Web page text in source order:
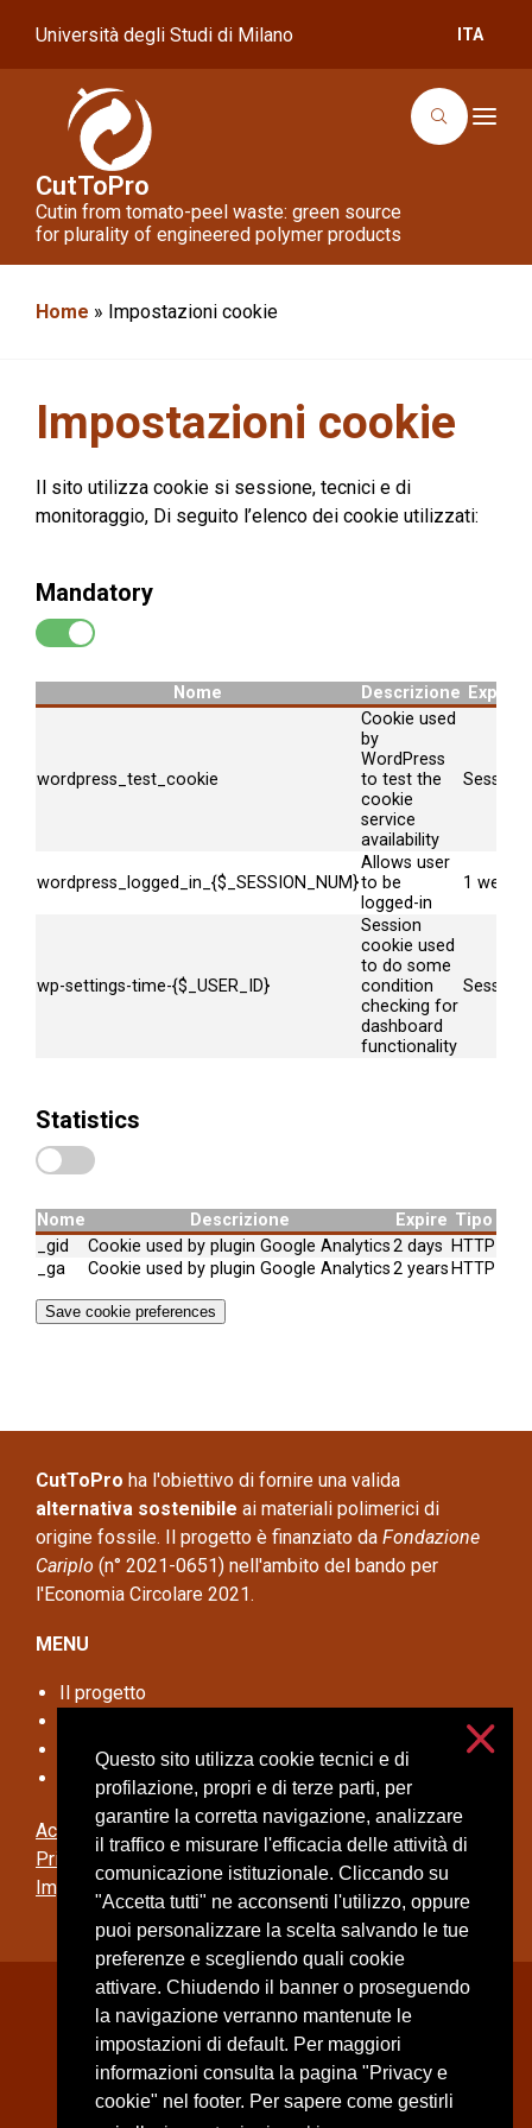
Questo sito utilizza cookie tecnici e di
profilazione, propri e di terze parti, per
garantire la corretta navigazione, analizzare
il traffico e misurare l'efficacia delle attività di
comunicazione istituzionale. Cliccando su
"Accetta tutti" ne acconsenti l'utilizzo, oppure
puoi personalizzare la scelta salvando le tue
preferenze e scegliendo quali cookie
attivare. Chiudendo il banner o proseguendo
la navigazione verranno mantenute le
impostazioni di default. Per maggiori
informazioni consulta la pagina "Privacy e
cookie" nel footer. Per sapere come gestirli
Università degli Studi di Milano ITA
CutToPro
Cutin from tomato-peel waste: green source
for plurality of engineered polymer products
T
v
Home » Impostazioni cookie
Impostazioni cookie
Il sito utilizza cookie si sessione, tecnici e di
monitoraggio, Di seguito l’elenco dei cookie utilizzati:
Mandatory
Nome Descrizione Expire
wordpress_test_cookie
Cookie used
by
WordPress
to test the
cookie
service
availability
Session
wordpress_logged_in_{$_SESSION_NUM}
Allows user
to be
logged-in
1 week
wp-settings-time-{$_USER_ID}
Session
cookie used
to do some
condition
checking for
dashboard
functionality
Session
Statistics
Nome Descrizione Expire Tipo
_gid
Cookie used by plugin Google Analytics2 days HTTP
_ga
Cookie used by plugin Google Analytics2 years HTTP
Save cookie preferences
CutToPro ha l'obiettivo di fornire una valida
alternativa sostenibile ai materiali polimerici di
origine fossile. Il progetto è finanziato da Fondazione
Cariplo (n° 2021-0651) nell'ambito del bando per
l'Economia Circolare 2021.
MENU
Il progetto
Opportunità per le aziende
Contatti
Accessibilità
Privacy e cookies
Impostazioni cookie
Università degli Studi di Milano
Via Festa del Perdono, 7 - 20122 Milano
Posta Elettronica Certificata